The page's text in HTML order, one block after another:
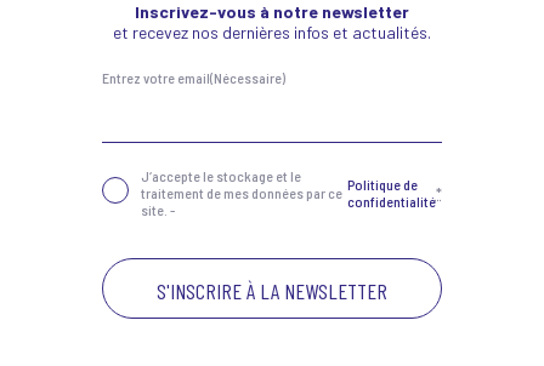
Inscrivez-vous à notre newsletter
et recevez nos dernières infos et actualités.
Entrez votre email(Nécessaire)
Confidentialité(Nécessaire)
J‘accepte le stockage et le
traitement de mes données par ce
site. -
Politique de
confidentialité*